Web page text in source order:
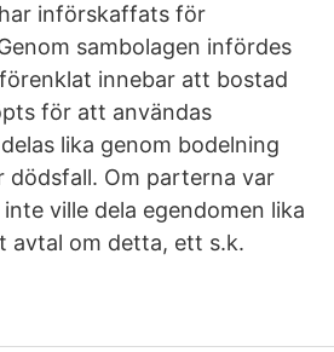
införskaffats för
sambolagen infördes
innebar att bostad
för att användas
lika genom bodelning
dödsfall. Om parterna var
ville dela egendomen lika
avtal om detta, ett s.k.